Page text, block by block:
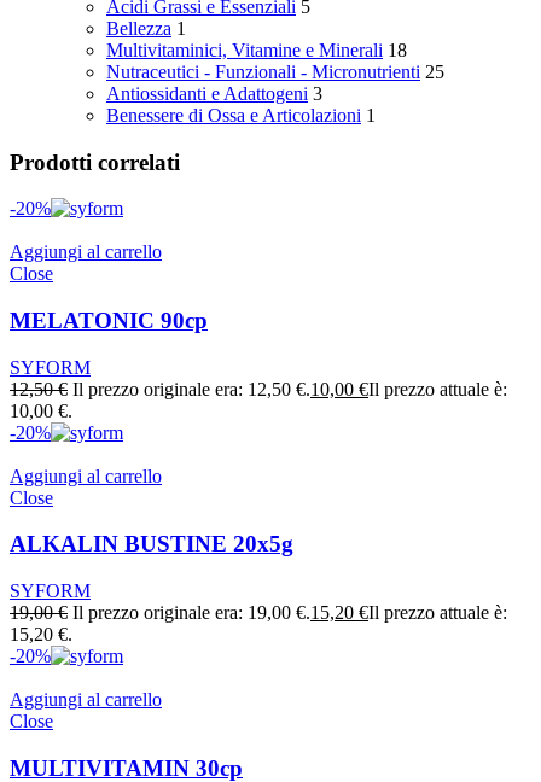
Acidi Grassi e Essenziali 5
Bellezza 1
Multivitaminici, Vitamine e Minerali 18
Nutraceutici - Funzionali - Micronutrienti 25
Antiossidanti e Adattogeni 3
Benessere di Ossa e Articolazioni 1
Prodotti correlati
-20%
Aggiungi al carrello
Close
MELATONIC 90cp
SYFORM
12,50€ Il prezzo originale era: 12,50 €.10,00 €Il prezzo attuale è:
10,00 €.
-20%
Aggiungi al carrello
Close
ALKALIN BUSTINE 20x5g
SYFORM
19,00€ Il prezzo originale era: 19,00 €.15,20 €Il prezzo attuale è:
15,20 €.
-20%
Aggiungi al carrello
Close
MULTIVITAMIN 30cp